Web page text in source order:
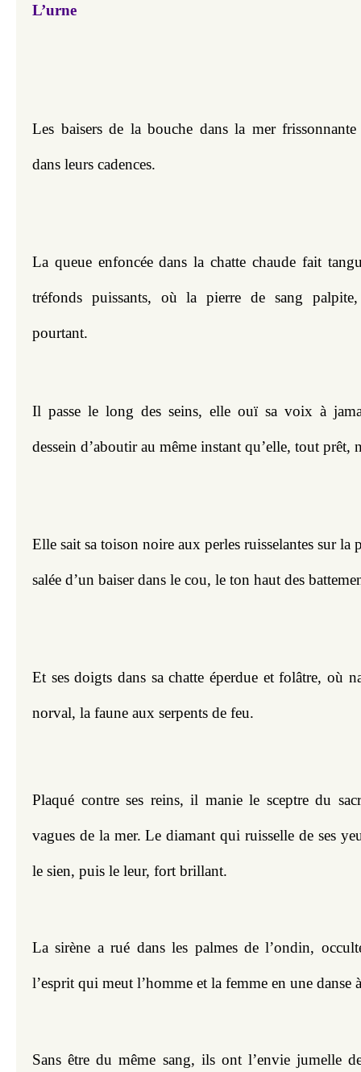
L’urne
Les baisers de la bouche dans la mer
dans leurs cadences.
La queue enfoncée dans la chatte chaude fait
tréfonds puissants, où la pierre de sang
pourtant.
Il passe le long des seins, elle ouï sa voix à
dessein d’aboutir au même instant qu’elle, tout prêt,
Elle sait sa toison noire aux perles ruisselantes sur la
salée d’un baiser dans le cou, le ton haut des
Et ses doigts dans sa chatte éperdue et folâtre, où
norval, la faune aux serpents de feu.
Plaqué contre ses reins, il manie le sceptre du
vagues de la mer. Le diamant qui ruisselle de ses
le sien, puis le leur, fort brillant.
La sirène a rué dans les palmes de l’ondin,
l’esprit qui meut l’homme et la femme en une danse
Sans être du même sang, ils ont l’envie jumelle